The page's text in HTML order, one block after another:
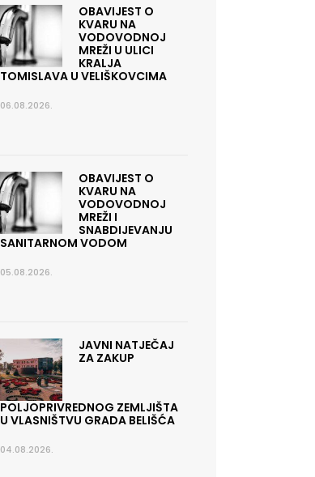
OBAVIJEST O
KVARU NA
VODOVODNOJ
MREŽI U ULICI
KRALJA
TOMISLAVA U VELIŠKOVCIMA
06.08.2026.
OBAVIJEST O
KVARU NA
VODOVODNOJ
MREŽI I
SNABDIJEVANJU
SANITARNOM VODOM
05.08.2026.
JAVNI NATJEČAJ
ZA ZAKUP
POLJOPRIVREDNOG ZEMLJIŠTA
U VLASNIŠTVU GRADA BELIŠĆA
04.08.2026.